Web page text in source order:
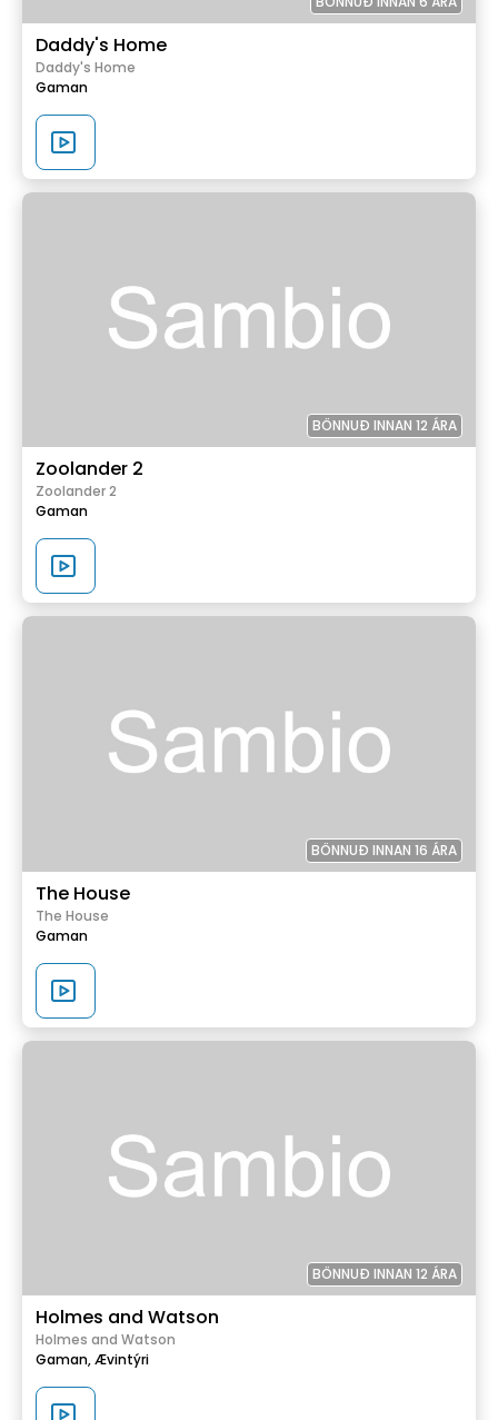
Daddy's Home
Daddy's Home
Gaman
BÖNNUÐ INNAN 12 ÁRA
Zoolander 2
Zoolander 2
Gaman
BÖNNUÐ INNAN 16 ÁRA
The House
The House
Gaman
BÖNNUÐ INNAN 12 ÁRA
Holmes and Watson
Holmes and Watson
Gaman,Ævintýri